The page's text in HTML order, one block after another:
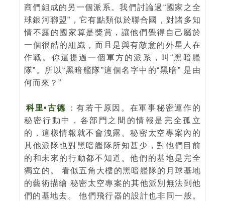
商們組成的另一個派系。我們討論過“國家之全
球銀河聯盟”，它有點類似於聯合國，對諸多知
情不露的國家算是獎賞，讓他們覺得自己屬於
一個很酷的組織，而且是與有敵意的外星人在
作戰。你還提過一個軍方的派系，叫“黑暗艦
隊”。所以“黑暗艦隊”這個名字中的“黑暗” 是由
何而來？”
科里•古德
：有若干原因。在軍事秘密運作的
秘密行動中，各部門之間的情報是完全孤立
的，這樣情報就不會洩露。秘密太空專案內的
其他派隊也對黑暗艦隊所知甚少，對他們目前
的和未來的行動都不知道。他們的基地是完全
獨立的。 看似五角大樓的黑暗艦隊的月球基地
的藝術描繪 秘密太空專案的其他派別無法到他
們的基地去。 他們飛行器的設計也非同一般。